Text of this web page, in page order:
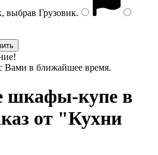
выбрав Грузовик.
Вами в ближайшее время.
шкафы-купе в
от "Кухни